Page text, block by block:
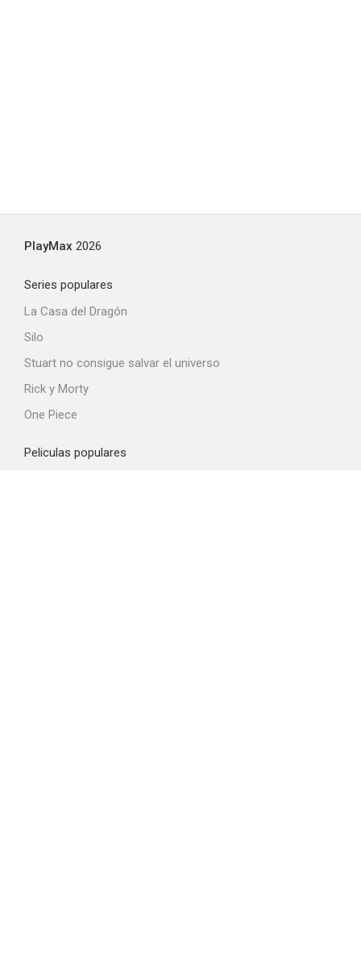
PlayMax 2026
Series populares
La Casa del Dragón
Silo
Stuart no consigue salvar el universo
Rick y Morty
One Piece
Peliculas populares